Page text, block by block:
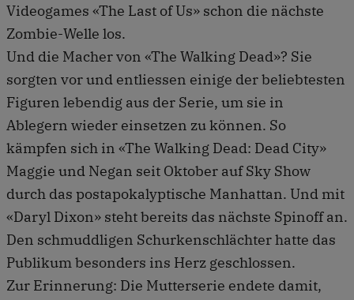
Videogames «The Last of Us» schon die nächste
Zombie-Welle los.
Und die Macher von «The Walking Dead»? Sie
sorgten vor und entliessen einige der beliebtesten
Figuren lebendig aus der Serie, um sie in
Ablegern wieder einsetzen zu können. So
kämpfen sich in «The Walking Dead: Dead City»
Maggie und Negan seit Oktober auf Sky Show
durch das postapokalyptische Manhattan. Und mit
«Daryl Dixon» steht bereits das nächste Spinoff an.
Den schmuddligen Schurkenschlächter hatte das
Publikum besonders ins Herz geschlossen.
Zur Erinnerung: Die Mutterserie endete damit,